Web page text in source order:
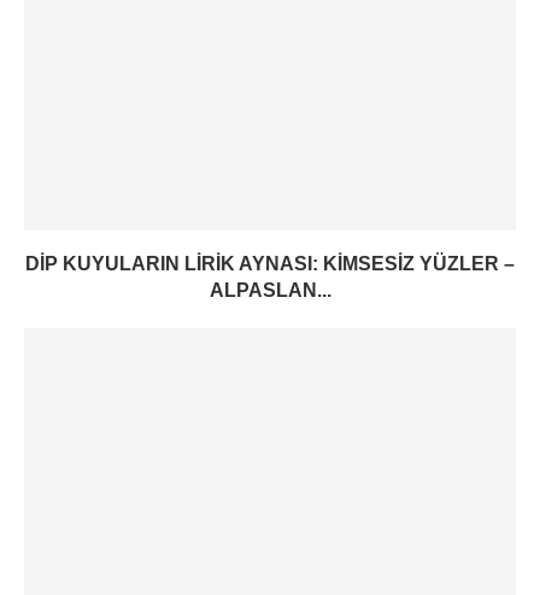
DIP KUYULARIN LIRIK AYNASI: KIMSESIZ YÜZLER –
ALPASLAN...